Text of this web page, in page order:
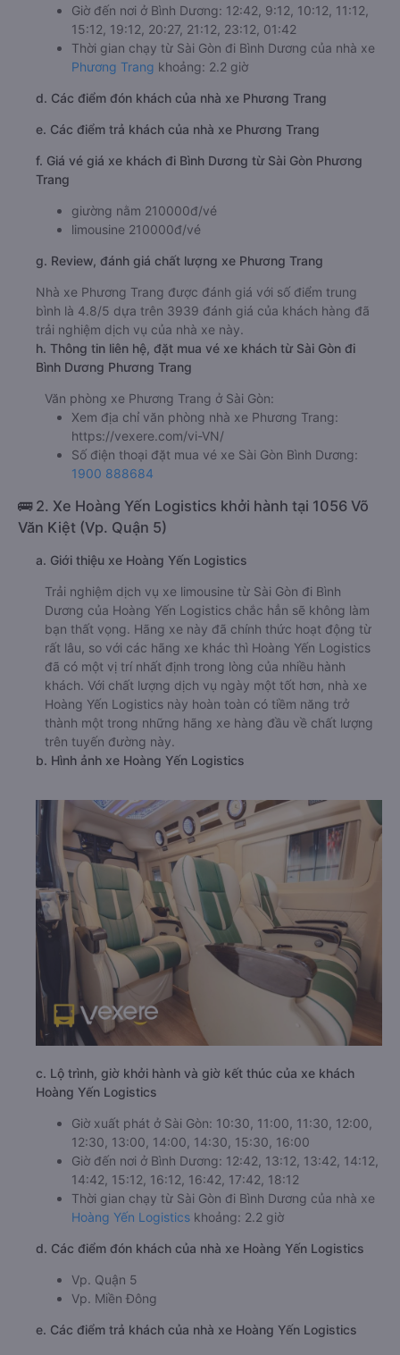
Giờ đến nơi ở Bình Dương: 12:42, 9:12, 10:12, 11:12,
15:12, 19:12, 20:27, 21:12, 23:12, 01:42
Thời gian chạy từ Sài Gòn đi Bình Dương của nhà xe
Phương Trang khoảng: 2.2 giờ
d. Các điểm đón khách của nhà xe Phương Trang
e. Các điểm trả khách của nhà xe Phương Trang
f. Giá vé giá xe khách đi Bình Dương từ Sài Gòn Phương
Trang
giường nằm 210000đ/vé
limousine 210000đ/vé
g. Review, đánh giá chất lượng xe Phương Trang
Nhà xe Phương Trang được đánh giá với số điểm trung
bình là 4.8/5 dựa trên 3939 đánh giá của khách hàng đã
trải nghiệm dịch vụ của nhà xe này.
h. Thông tin liên hệ, đặt mua vé xe khách từ Sài Gòn đi
Bình Dương Phương Trang
Văn phòng xe Phương Trang ở Sài Gòn:
Xem địa chỉ văn phòng nhà xe Phương Trang:
https://vexere.com/vi-VN/
Số điện thoại đặt mua vé xe Sài Gòn Bình Dương:
1900 888684
🚌 2. Xe Hoàng Yến Logistics khởi hành tại 1056 Võ
Văn Kiệt (Vp. Quận 5)
a. Giới thiệu xe Hoàng Yến Logistics
Trải nghiệm dịch vụ xe limousine từ Sài Gòn đi Bình
Dương của Hoàng Yến Logistics chắc hẳn sẽ không làm
bạn thất vọng. Hãng xe này đã chính thức hoạt động từ
rất lâu, so với các hãng xe khác thì Hoàng Yến Logistics
đã có một vị trí nhất định trong lòng của nhiều hành
khách. Với chất lượng dịch vụ ngày một tốt hơn, nhà xe
Hoàng Yến Logistics này hoàn toàn có tiềm năng trở
thành một trong những hãng xe hàng đầu về chất lượng
trên tuyến đường này.
b. Hình ảnh xe Hoàng Yến Logistics
c. Lộ trình, giờ khởi hành và giờ kết thúc của xe khách
Hoàng Yến Logistics
Giờ xuất phát ở Sài Gòn: 10:30, 11:00, 11:30, 12:00,
12:30, 13:00, 14:00, 14:30, 15:30, 16:00
Giờ đến nơi ở Bình Dương: 12:42, 13:12, 13:42, 14:12,
14:42, 15:12, 16:12, 16:42, 17:42, 18:12
Thời gian chạy từ Sài Gòn đi Bình Dương của nhà xe
Hoàng Yến Logistics khoảng: 2.2 giờ
d. Các điểm đón khách của nhà xe Hoàng Yến Logistics
Vp. Quận 5
Vp. Miền Đông
e. Các điểm trả khách của nhà xe Hoàng Yến Logistics